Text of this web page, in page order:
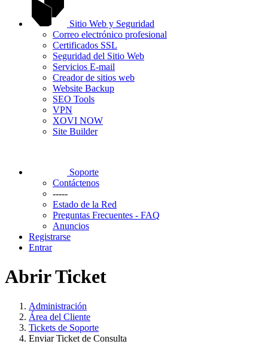
Sitio Web y Seguridad
Correo electrónico profesional
Certificados SSL
Seguridad del Sitio Web
Servicios E-mail
Creador de sitios web
Website Backup
SEO Tools
VPN
XOVI NOW
Site Builder
Soporte
Contáctenos
-----
Estado de la Red
Preguntas Frecuentes - FAQ
Anuncios
Registrarse
Entrar
Abrir Ticket
Administración
Área del Cliente
Tickets de Soporte
Enviar Ticket de Consulta